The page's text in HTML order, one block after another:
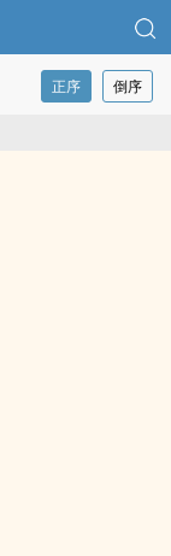
正序 倒序